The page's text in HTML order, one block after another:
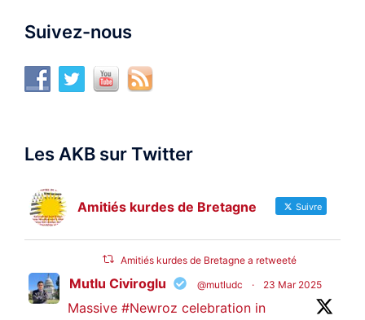
Suivez-nous
Les AKB sur Twitter
Amitiés kurdes de Bretagne Suivre
Amitiés kurdes de Bretagne a retweeté
Mutlu Civiroglu @mutludc · 23 Mar 2025
Massive #Newroz celebration in